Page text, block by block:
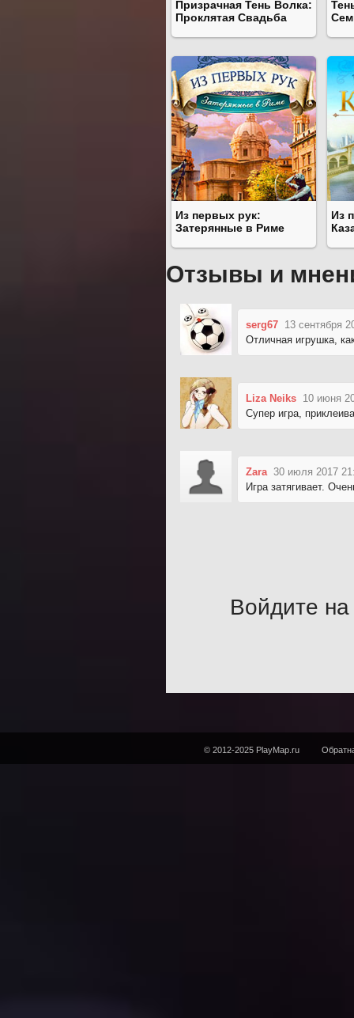
Призрачная Тень Волка:
Проклятая Свадьба
Из первых рук:
Затерянные в Риме
Из
Отзывы и
serg67 13 сентября
Отличная игрушка,
Liza Neiks 10 июня
Супер игра,
Zara 30 июля 2017
Игра затягивает.
Войдите на
© 2012-2025 PlayMap.ru